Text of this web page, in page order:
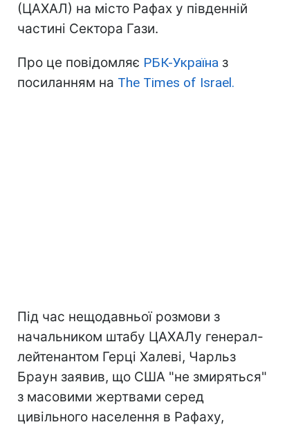
(ЦАХАЛ) на місто Рафах у південній
частині Сектора Гази.
Про це повідомляє РБК-Україна з
посиланням на The Times of Israel.
Під час нещодавньої розмови з
начальником штабу ЦАХАЛу генерал-
лейтенантом Герці Халеві, Чарльз
Браун заявив, що США "не змиряться"
з масовими жертвами серед
цивільного населення в Рафаху,